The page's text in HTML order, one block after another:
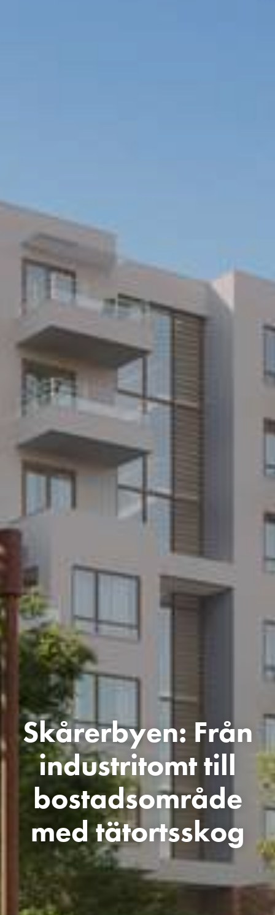
Skårerbyen: Från
industritomt till
bostadsområde
med tätortsskog